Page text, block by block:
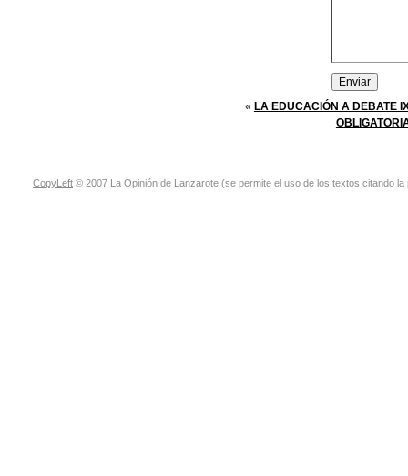
« LA EDUCACIÓN A DEBATE
CopyLeft © 2007 La Opinión de Lanzarote (se permite el uso de los textos citando